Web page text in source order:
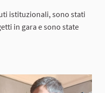
istituzionali, sono stati
in gara e sono state